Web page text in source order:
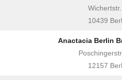
10439
Anactacia Berlin
12157